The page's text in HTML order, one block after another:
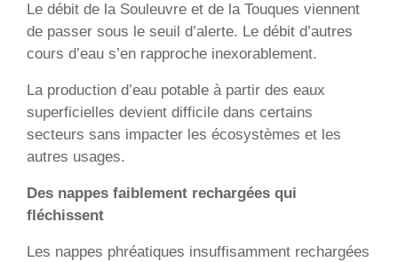
Le débit de la Souleuvre et de la Touques viennent
de passer sous le seuil d’alerte. Le débit d’autres
cours d’eau s’en rapproche inexorablement.
La production d’eau potable à partir des eaux
superficielles devient difficile dans certains
secteurs sans impacter les écosystèmes et les
autres usages.
Des nappes faiblement rechargées qui
fléchissent
Les nappes phréatiques insuffisamment rechargées